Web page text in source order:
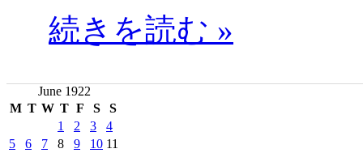
続きを読む »
June 1922
M T W T F S S
1 2 3
4
5
6 7 8 9 10 11